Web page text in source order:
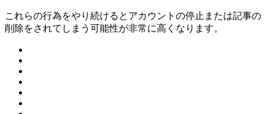
これらの行為をやり続けるとアカウントの停止または記事の
削除をされてしまう可能性が非常に高くなります。